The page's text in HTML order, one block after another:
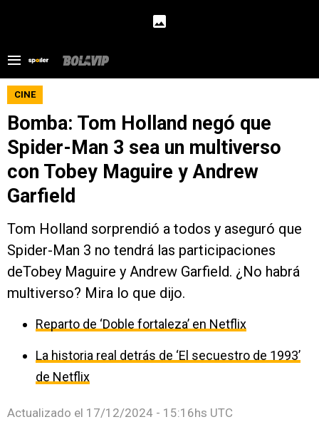
CINE
Bomba: Tom Holland negó que
Spider-Man 3 sea un multiverso
con Tobey Maguire y Andrew
Garfield
Tom Holland sorprendió a todos y aseguró que
Spider-Man 3 no tendrá las participaciones
deTobey Maguire y Andrew Garfield. ¿No habrá
multiverso? Mira lo que dijo.
Reparto de ‘Doble fortaleza’ en Netflix
La historia real detrás de ‘El secuestro de 1993’
de Netflix
Actualizado el 17/12/2024 - 15:16hs UTC